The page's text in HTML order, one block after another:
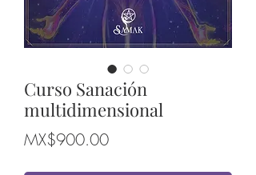
Curso Sanación
multidimensional
MX$900.00Price